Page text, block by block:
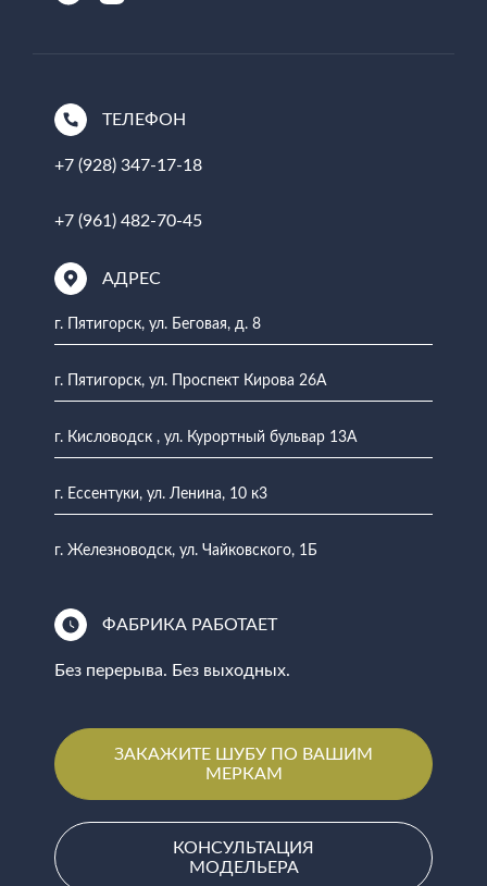
ТЕЛЕФОН
+7 (928) 347-17-18
+7 (961) 482-70-45
АДРЕС
г. Пятигорск, ул. Беговая, д. 8
г. Пятигорск, ул. Проспект Кирова 26А
г. Кисловодск , ул. Курортный бульвар 13А
г. Ессентуки, ул. Ленина, 10 к3
г. Железноводск, ул. Чайковского, 1Б
ФАБРИКА РАБОТАЕТ
Без перерыва. Без выходных.
ЗАКАЖИТЕ ШУБУ ПО ВАШИМ
МЕРКАМ
КОНСУЛЬТАЦИЯ
МОДЕЛЬЕРА